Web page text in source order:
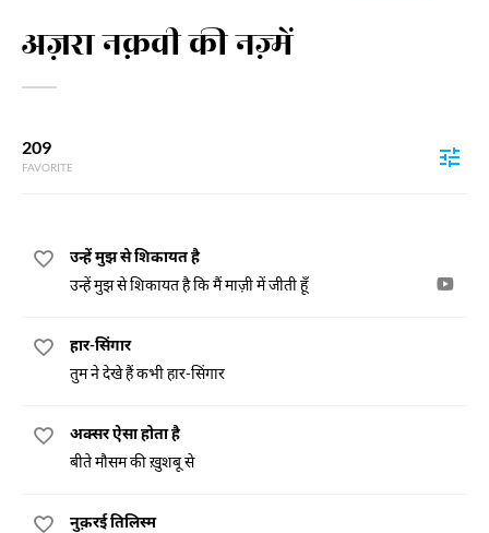
अज़रा नक़वी की नज़्में
209
FAVORITE
उन्हें मुझ से शिकायत है
उन्हें मुझ से शिकायत है कि मैं माज़ी में जीती हूँ
हार-सिंगार
तुम ने देखे हैं कभी हार-सिंगार
अक्सर ऐसा होता है
बीते मौसम की ख़ुशबू से
नुक़रई तिलिस्म